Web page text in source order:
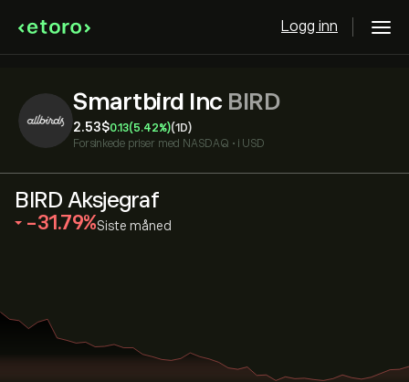
Logg inn
Smartbird Inc BIRD
2.53‎$‎0.13(5.42%)(1D)
Forsinkede priser med NASDAQ • i USD
BIRD Aksjegraf
‎-31.79‎ Siste måned